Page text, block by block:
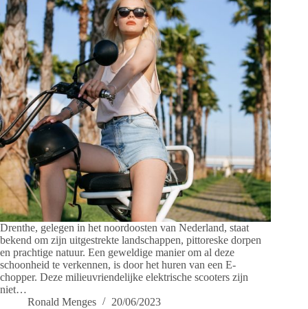
Drenthe, gelegen in het noordoosten van Nederland, staat
bekend om zijn uitgestrekte landschappen, pittoreske dorpen
en prachtige natuur. Een geweldige manier om al deze
schoonheid te verkennen, is door het huren van een E-
chopper. Deze milieuvriendelijke elektrische scooters zijn
niet…
Ronald Menges
20/06/2023